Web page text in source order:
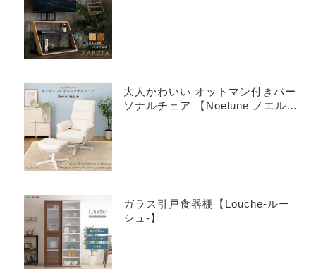
大人かわいい オットマン付きパー
ソナルチェア 【Noelune ノエル
ガラス引戸食器棚【Louche-ルー
シュ-】